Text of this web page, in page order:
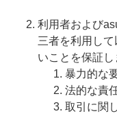
利用者および
三者を利用し
いことを保証し
暴力的な
法的な責
取引に関